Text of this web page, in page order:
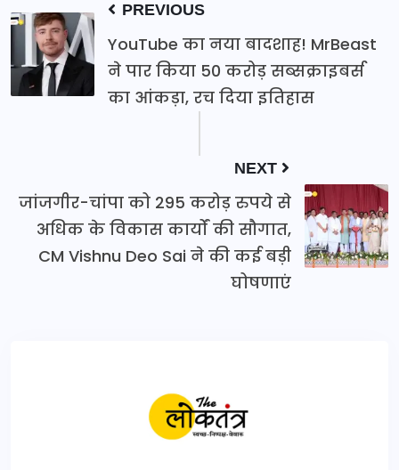
PREVIOUS
YouTube का नया बादशाह! MrBeast
ने पार किया 50 करोड़ सब्सक्राइबर्स
का आंकड़ा, रच दिया इतिहास
NEXT
जांजगीर-चांपा को 295 करोड़ रुपये से
अधिक के विकास कार्यों की सौगात,
CM Vishnu Deo Sai ने की कई बड़ी
घोषणाएं